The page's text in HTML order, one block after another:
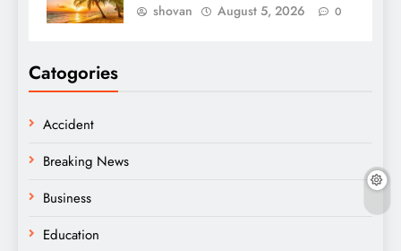
shovan August 5, 2026 0
Catogories
Accident
Breaking News
Business
Education